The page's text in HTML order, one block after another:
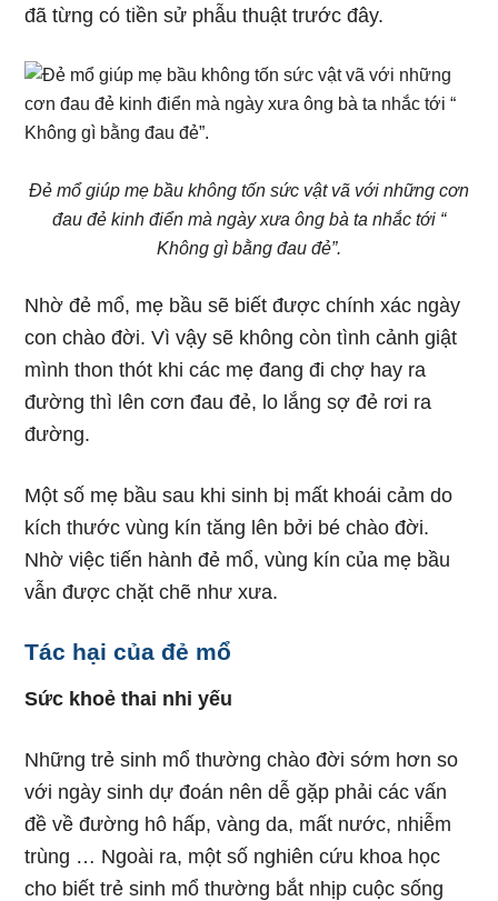
đã từng có tiền sử phẫu thuật trước đây.
Đẻ mổ giúp mẹ bầu không tốn sức vật vã với những cơn
đau đẻ kinh điển mà ngày xưa ông bà ta nhắc tới “
Không gì bằng đau đẻ”.
Nhờ đẻ mổ, mẹ bầu sẽ biết được chính xác ngày
con chào đời. Vì vậy sẽ không còn tình cảnh giật
mình thon thót khi các mẹ đang đi chợ hay ra
đường thì lên cơn đau đẻ, lo lắng sợ đẻ rơi ra
đường.
Một số mẹ bầu sau khi sinh bị mất khoái cảm do
kích thước vùng kín tăng lên bởi bé chào đời.
Nhờ việc tiến hành đẻ mổ, vùng kín của mẹ bầu
vẫn được chặt chẽ như xưa.
Tác hại của đẻ mổ
Sức khoẻ thai nhi yếu
Những trẻ sinh mổ thường chào đời sớm hơn so
với ngày sinh dự đoán nên dễ gặp phải các vấn
đề về đường hô hấp, vàng da, mất nước, nhiễm
trùng … Ngoài ra, một số nghiên cứu khoa học
cho biết trẻ sinh mổ thường bắt nhịp cuộc sống